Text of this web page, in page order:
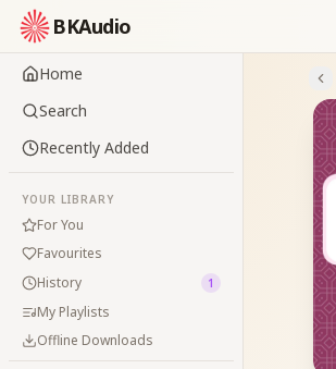
BKAudio
Home
Search
Recently Added
YOUR LIBRARY
For You
Favourites
History
1
My Playlists
Offline Downloads